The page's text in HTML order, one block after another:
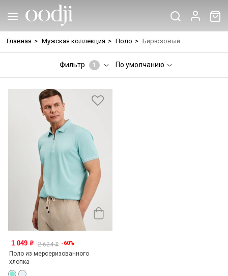
Главная > Мужская коллекция > Поло > Бирюзовый
Фильтр 1 По умолчанию
1 049 o 2 624o -60%
Поло из мерсеризованного
хлопка